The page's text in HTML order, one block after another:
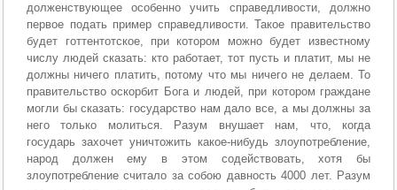
долженствующее особенно учить справедливости, должно
первое подать пример справедливости. Такое правительство
будет готтентотское, при котором можно будет известному
числу людей сказать: кто работает, тот пусть и платит, мы не
должны ничего платить, потому что мы ничего не делаем. То
правительство оскорбит Бога и людей, при котором граждане
могли бы сказать: государство нам дало все, а мы должны за
него только молиться. Разум внушает нам, что, когда
государь захочет уничтожить какое-нибудь злоупотребление,
народ должен ему в этом содействовать, хотя бы
злоупотребление считало за собою давность 4000 лет. Разум